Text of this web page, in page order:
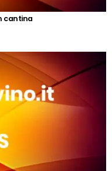
cantina